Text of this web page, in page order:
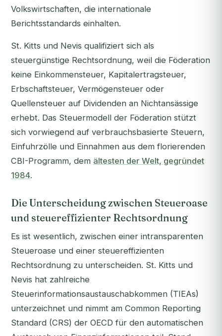
Volkswirtschaften, die internationale
Berichtsstandards einhalten.
St. Kitts und Nevis qualifiziert sich als
steuergünstige Rechtsordnung, weil die Föderation
keine Einkommensteuer, Kapitalertragsteuer,
Erbschaftsteuer, Vermögensteuer oder
Quellensteuer auf Dividenden an Nichtansässige
erhebt. Das Steuermodell der Föderation stützt
sich vorwiegend auf verbrauchsbasierte Steuern,
Einfuhrzölle und Einnahmen aus dem florierenden
CBI-Programm, dem ältesten der Welt, gegründet
1984.
Die Unterscheidung zwischen Steueroase
und steuereffizienter Rechtsordnung
Es ist wesentlich, zwischen einer intransparenten
Steueroase und einer steuereffizienten
Rechtsordnung zu unterscheiden. St. Kitts und
Nevis hat zahlreiche
Steuerinformationsaustauschabkommen (TIEAs)
unterzeichnet und nimmt am Common Reporting
Standard (CRS) der OECD für den automatischen